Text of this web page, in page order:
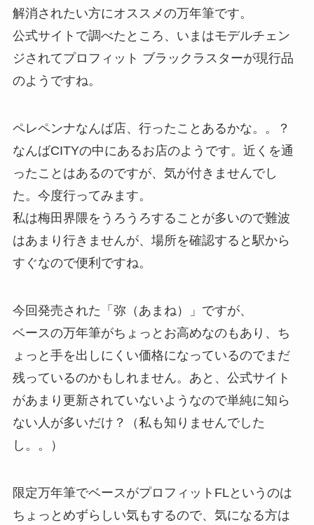
解消されたい方にオススメの万年筆です。
公式サイトで調べたところ、いまはモデルチェン
ジされてプロフィット ブラックラスターが現行品
のようですね。
ペレペンナなんば店、行ったことあるかな。。？
なんばCITYの中にあるお店のようです。近くを通
ったことはあるのですが、気が付きませんでし
た。今度行ってみます。
私は梅田界隈をうろうろすることが多いので難波
はあまり行きませんが、場所を確認すると駅から
すぐなので便利ですね。
今回発売された「弥（あまね）」ですが、
ベースの万年筆がちょっとお高めなのもあり、ち
ょっと手を出しにくい価格になっているのでまだ
残っているのかもしれません。あと、公式サイト
があまり更新されていないようなので単純に知ら
ない人が多いだけ？（私も知りませんでした
し。。）
限定万年筆でベースがプロフィットFLというのは
ちょっとめずらしい気もするので、気になる方は